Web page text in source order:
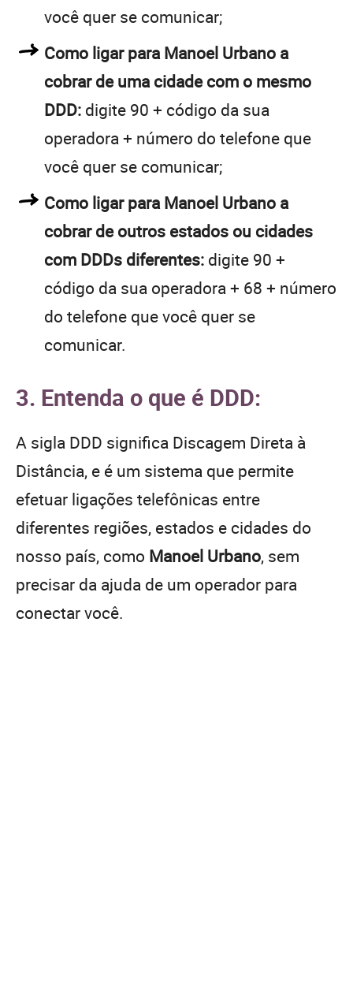
você quer se comunicar;
Como ligar para Manoel Urbano a
cobrar de uma cidade com o mesmo
DDD: digite 90 + código da sua
operadora + número do telefone que
você quer se comunicar;
Como ligar para Manoel Urbano a
cobrar de outros estados ou cidades
com DDDs diferentes: digite 90 +
código da sua operadora + 68 + número
do telefone que você quer se
comunicar.
3. Entenda o que é DDD:
A sigla DDD significa Discagem Direta à
Distância, e é um sistema que permite
efetuar ligações telefônicas entre
diferentes regiões, estados e cidades do
nosso país, como Manoel Urbano, sem
precisar da ajuda de um operador para
conectar você.